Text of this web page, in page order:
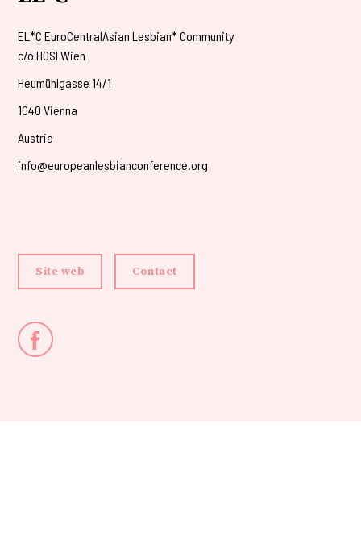
EL*C EuroCentralAsian Lesbian* Community
c/o HOSI Wien
Heumühlgasse 14/1
1040 Vienna
Austria
info@europeanlesbianconference.org
Site web Contact